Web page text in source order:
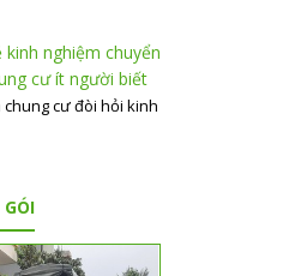
kinh nghiệm chuyển
cư ít người biết
chung cư đòi hỏi kinh
GÓI